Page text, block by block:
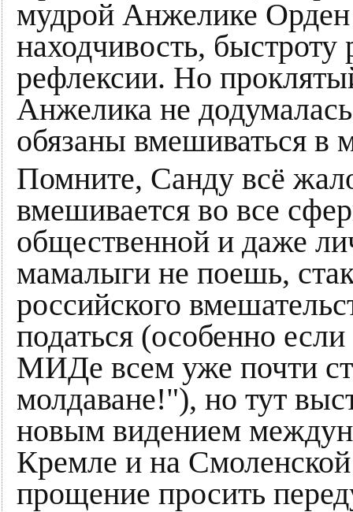
мудрой Анжелике Орден
находчивость,
рефлексии. Но
Анжелика не
обязаны вмешиваться в
Помните, Санду всё
вмешивается во все
общественной и даже
мамалыги не поешь,
российского
податься (особенно
МИДе всем уже почти
молдаване!"), но тут
новым видением
Кремле и на
прощение просить